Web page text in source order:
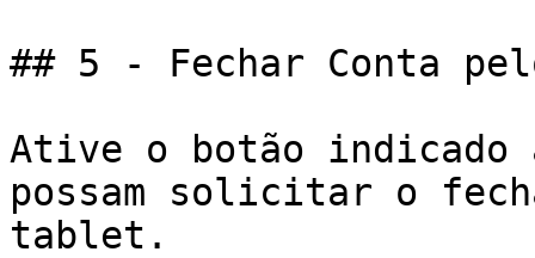
## 5 - Fechar Conta
Ative o botão indicado
possam solicitar o
tablet.